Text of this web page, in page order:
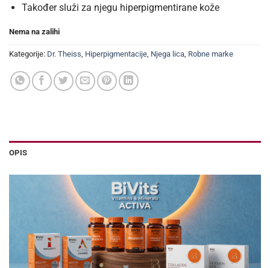
Također služi za njegu hiperpigmentirane kože
Nema na zalihi
Kategorije: Dr. Theiss, Hiperpigmentacije, Njega lica, Robne marke
OPIS